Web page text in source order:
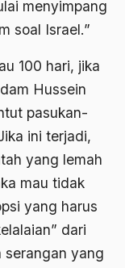
menyimpang
soal Israel.”
100 hari, jika
Hussein
pasukan-
ini terjadi,
yang lemah
mau tidak
yang harus
dari
serangan yang